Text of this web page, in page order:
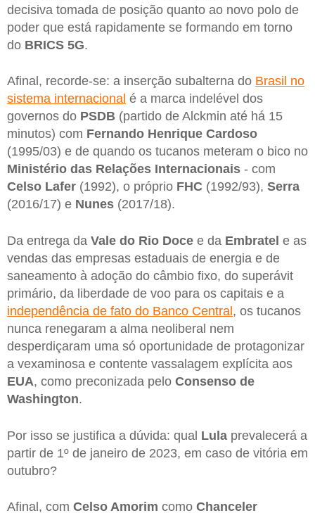
decisiva tomada de posição quanto ao novo polo de
poder que está rapidamente se formando em torno
do BRICS 5G.
Afinal, recorde-se: a inserção subalterna do Brasil no
sistema internacional é a marca indelével dos
governos do PSDB (partido de Alckmin até há 15
minutos) com Fernando Henrique Cardoso
(1995/03) e de quando os tucanos meteram o bico no
Ministério das Relações Internacionais - com
Celso Lafer (1992), o próprio FHC (1992/93), Serra
(2016/17) e Nunes (2017/18).
Da entrega da Vale do Rio Doce e da Embratel e as
vendas das empresas estaduais de energia e de
saneamento à adoção do câmbio fixo, do superávit
primário, da liberdade de voo para os capitais e a
independência de fato do Banco Central, os tucanos
nunca renegaram a alma neoliberal nem
desperdiçaram uma só oportunidade de protagonizar
a vexaminosa e contente vassalagem explícita aos
EUA, como preconizada pelo Consenso de
Washington.
Por isso se justifica a dúvida: qual Lula prevalecerá a
partir de 1º de janeiro de 2023, em caso de vitória em
outubro?
Afinal, com Celso Amorim como Chanceler